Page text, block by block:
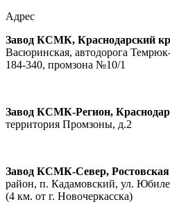
Адрес
Завод КСМК, Краснодарский
Васюринская, автодорога
184-340, промзона №10/1
Завод КСМК-Регион,
территория Промзоны, д.2
Завод КСМК-Север, Ростовская
район, п. Кадамовский, ул.
(4 км. от г. Новочеркасска)